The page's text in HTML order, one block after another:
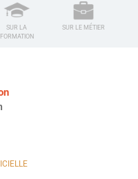
SUR LA
FORMATION
SUR LE MÉTIER